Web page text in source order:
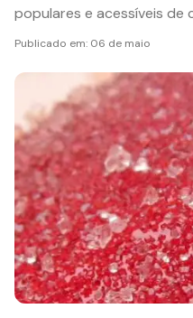
populares e acessíveis de
Publicado em: 06 de maio